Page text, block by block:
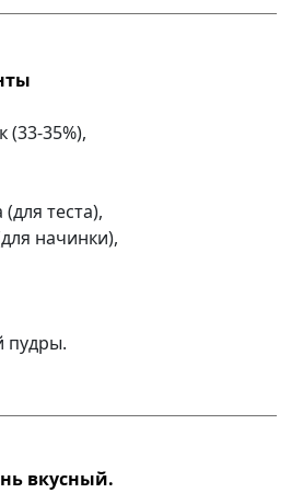
(33-35%),
(для теста),
начинки),
пудры.
вкусный.